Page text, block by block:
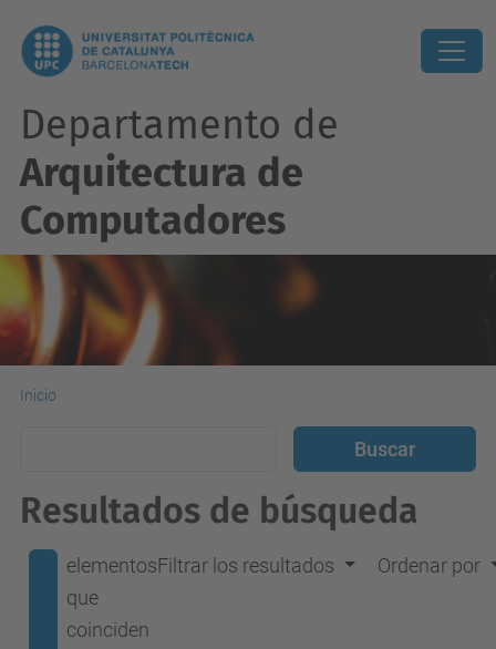
Departamento de
Arquitectura de
Computadores
Inicio
Resultados de búsqueda
elementos
que
coinciden
Filtrar los resultados Ordenar por